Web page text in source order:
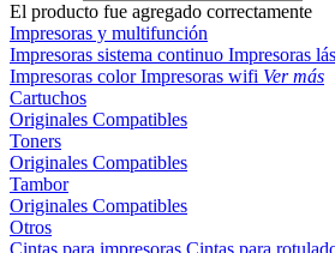
El producto fue agregado correctamente
Impresoras y multifunción
Impresoras sistema continuo Impresoras
Impresoras colorImpresoras wifi Ver más
Cartuchos
Originales Compatibles
Toners
Originales Compatibles
Tambor
Originales Compatibles
Otros
Cintas para impresoras Cintas para